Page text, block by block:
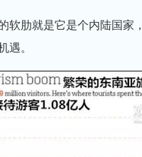
肋就是它是个内陆国家，
遇。